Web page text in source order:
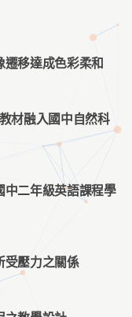
移達成色彩柔和
材融入國中自然科
中二年級英語課程學
受壓力之關係